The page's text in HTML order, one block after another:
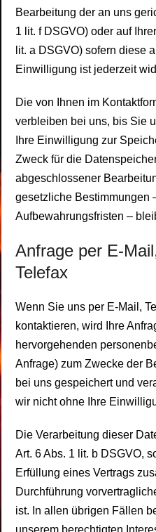
Bearbeitung der an uns
1 lit. f DSGVO) oder auf
lit. a DSGVO) sofern diese
Einwilligung ist jederzeit
Die von Ihnen im
verbleiben bei uns, bis Sie
Ihre Einwilligung zur
Zweck für die
abgeschlossener
gesetzliche Bestimmungen
Aufbewahrungsfristen –
Anfrage per E-
Telefax
Wenn Sie uns per E-Mail,
kontaktieren, wird Ihre
hervorgehenden
Anfrage) zum Zwecke der
bei uns gespeichert und
wir nicht ohne Ihre
Die Verarbeitung dieser
Art. 6 Abs. 1 lit. b DSGVO,
Erfüllung eines Vertrags
Durchführung
ist. In allen übrigen Fällen
unserem berechtigten